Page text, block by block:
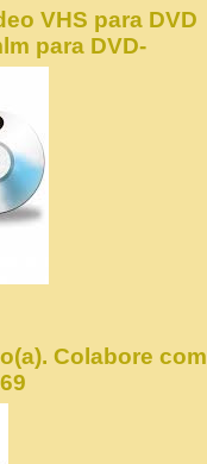
VHS para DVD
para DVD-
Colabore com